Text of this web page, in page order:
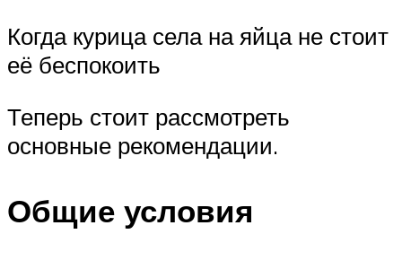
Когда курица села на яйца не стоит
её беспокоить
Теперь стоит рассмотреть
основные рекомендации.
Общие условия